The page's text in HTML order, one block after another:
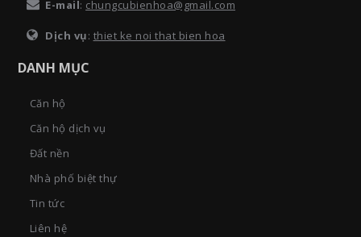
E-mail: chungcubienhoa@gmail.com
Dịch vụ: thiet ke noi that bien hoa
DANH MỤC
Căn hộ
Căn hộ dịch vụ
Đất nền
Nhà phố biệt thự
Tin tức
Liên hệ